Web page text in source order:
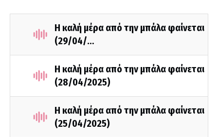
Η καλή μέρα από την μπάλα φαίνεται
(29/04/…
Η καλή μέρα από την μπάλα φαίνεται
(28/04/2025)
Η καλή μέρα από την μπάλα φαίνεται
(25/04/2025)